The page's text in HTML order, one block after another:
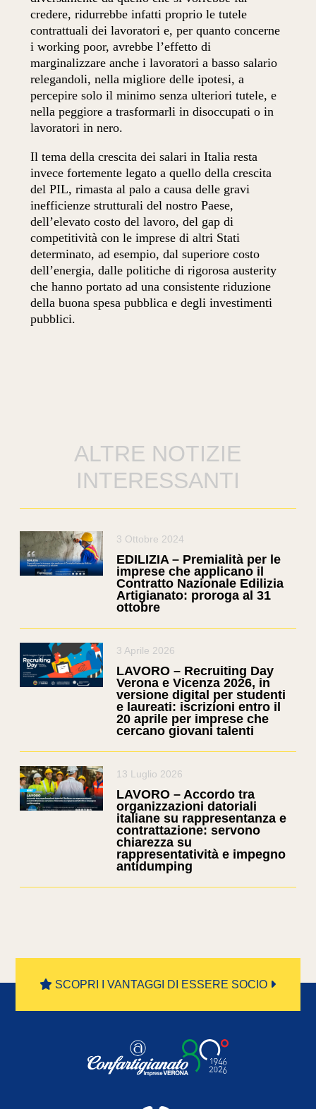
credere, ridurrebbe infatti proprio le tutele
contrattuali dei lavoratori e, per quanto concerne
i working poor, avrebbe l’effetto di
marginalizzare anche i lavoratori a basso salario
relegandoli, nella migliore delle ipotesi, a
percepire solo il minimo senza ulteriori tutele, e
nella peggiore a trasformarli in disoccupati o in
lavoratori in nero.
Il tema della crescita dei salari in Italia resta
invece fortemente legato a quello della crescita
del PIL, rimasta al palo a causa delle gravi
inefficienze strutturali del nostro Paese,
dell’elevato costo del lavoro, del gap di
competitività con le imprese di altri Stati
determinato, ad esempio, dal superiore costo
dell’energia, dalle politiche di rigorosa austerity
che hanno portato ad una consistente riduzione
della buona spesa pubblica e degli investimenti
pubblici.
ALTRE NOTIZIE
INTERESSANTI
3 Ottobre 2024
EDILIZIA – Premialità per le
imprese che applicano il
Contratto Nazionale Edilizia
Artigianato: proroga al 31
ottobre
3 Aprile 2026
LAVORO – Recruiting Day
Verona e Vicenza 2026, in
versione digital per studenti
e laureati: iscrizioni entro il
20 aprile per imprese che
cercano giovani talenti
13 Luglio 2026
LAVORO – Accordo tra
organizzazioni datoriali
italiane su rappresentanza e
contrattazione: servono
chiarezza su
rappresentatività e impegno
antidumping
SCOPRI I VANTAGGI DI ESSERE SOCIO